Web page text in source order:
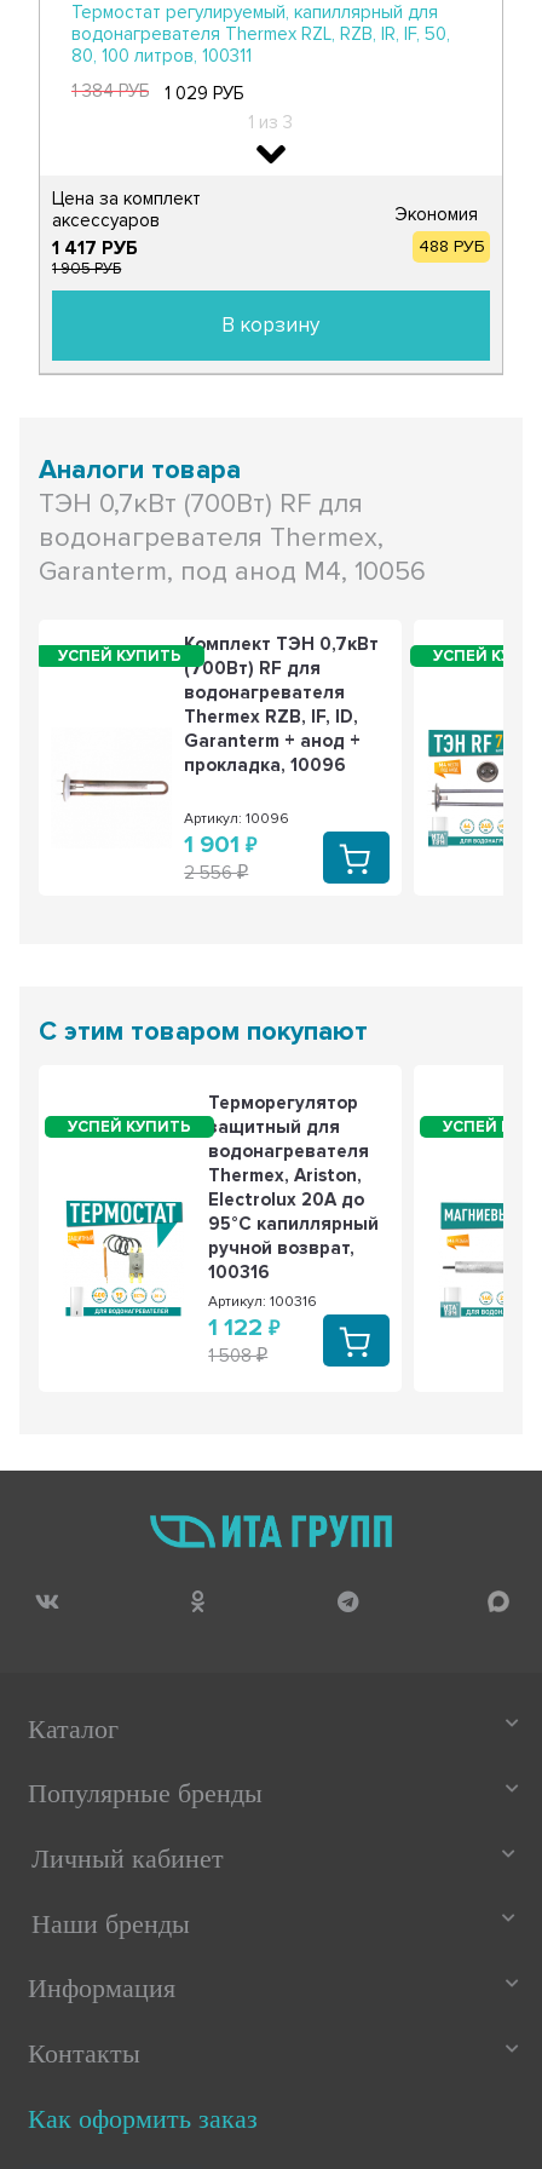
319 РУБ
237 РУБ
2 из 2
Термостат регулируемый, капиллярный для
водонагревателя Thermex RZL, RZB, IR, IF, 50,
80, 100 литров, 100311
1 384 РУБ
1 029 РУБ
1 из 3
Терморегулятор защитный для
водонагревателя Thermex, Ariston, Electrolux
20А до 95°С капиллярный ручной возврат,
100316
Терморегулятор для водонагревателя
биметаллический, самовозвратный, 100315
226 РУБ
168 РУБ
3 из 3
​Цена за комплект
аксессуаров​
1 417 РУБ
1 905 РУБ
Экономия
488 РУБ
В корзину
Аналоги товара
ТЭН 0,7кВт (700Вт) RF для
водонагревателя Thermex,
Garanterm, под анод М4, 10056
Комплект ТЭН 0,7кВт
(700Вт) RF для
водонагревателя
Thermex RZB, IF, ID,
Garanterm + анод +
прокладка, 10096
Артикул: 10096
1 901
2 556
С этим товаром покупают
Терморегулятор
защитный для
водонагревателя
Thermex, Ariston,
Electrolux 20А до
95°С капиллярный
ручной возврат,
100316
Артикул: 100316
1 122
1 508
Каталог
Популярные бренды
Личный кабинет
Наши бренды
Информация
Контакты
Как оформить заказ